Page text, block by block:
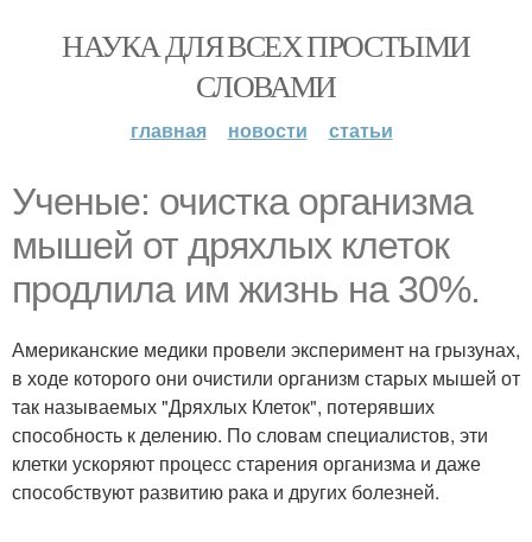
НАУКА ДЛЯ ВСЕХ ПРОСТЫМИ
СЛОВАМИ
главная новости статьи
Ученые: очистка организма
мышей от дряхлых клеток
продлила им жизнь на 30%.
Американские медики провели эксперимент на грызунах,
в ходе которого они очистили организм старых мышей от
так называемых "Дряхлых Клеток", потерявших
способность к делению. По словам специалистов, эти
клетки ускоряют процесс старения организма и даже
способствуют развитию рака и других болезней.